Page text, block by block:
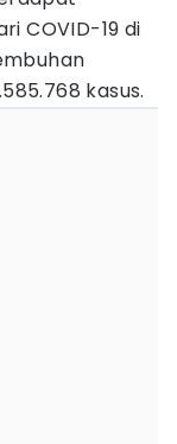
COVID-19 di
kasus.